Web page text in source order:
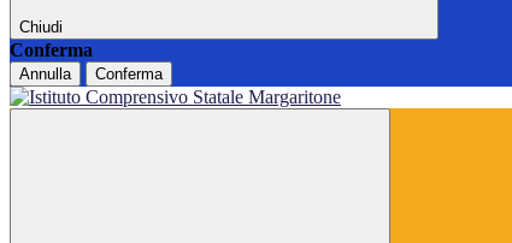
Chiudi
Conferma
Annulla Conferma